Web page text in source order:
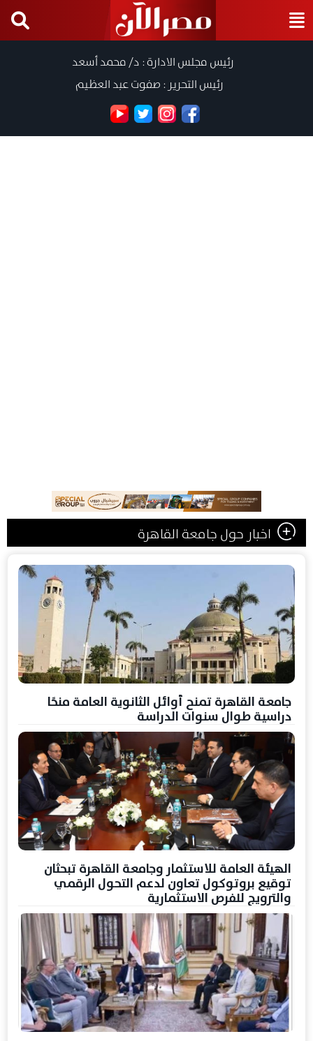
رئيس مجلس الادارة : د/ محمد أسعد
رئيس التحرير : صفوت عبد العظيم
اخبار حول جامعة القاهرة
جامعة القاهرة تمنح أوائل الثانوية العامة منحًا
دراسية طوال سنوات الدراسة
الهيئة العامة للاستثمار وجامعة القاهرة تبحثان
توقيع بروتوكول تعاون لدعم التحول الرقمي
والترويج للفرص الاستثمارية